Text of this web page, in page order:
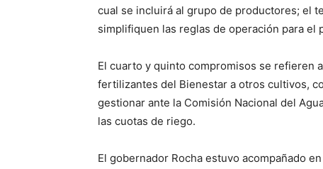
cual se incluirá al grupo de productores; el
simplifiquen las reglas de operación para el
El cuarto y quinto compromisos se refieren
fertilizantes del Bienestar a otros cultivos,
gestionar ante la Comisión Nacional del
las cuotas de riego.
El gobernador Rocha estuvo acompañado